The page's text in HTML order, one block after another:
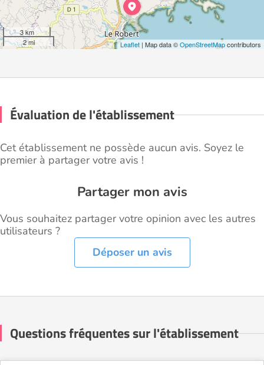
3 km
2 mi
Leaflet | Map data ©OpenStreetMapcontributors
Évaluation de l'établissement
Cet établissement ne possède aucun avis. Soyez le
premier à partager votre avis !
Partager mon avis
Vous souhaitez partager votre opinion avec les autres
utilisateurs ?
Déposer un avis
Questions fréquentes sur l'établissement